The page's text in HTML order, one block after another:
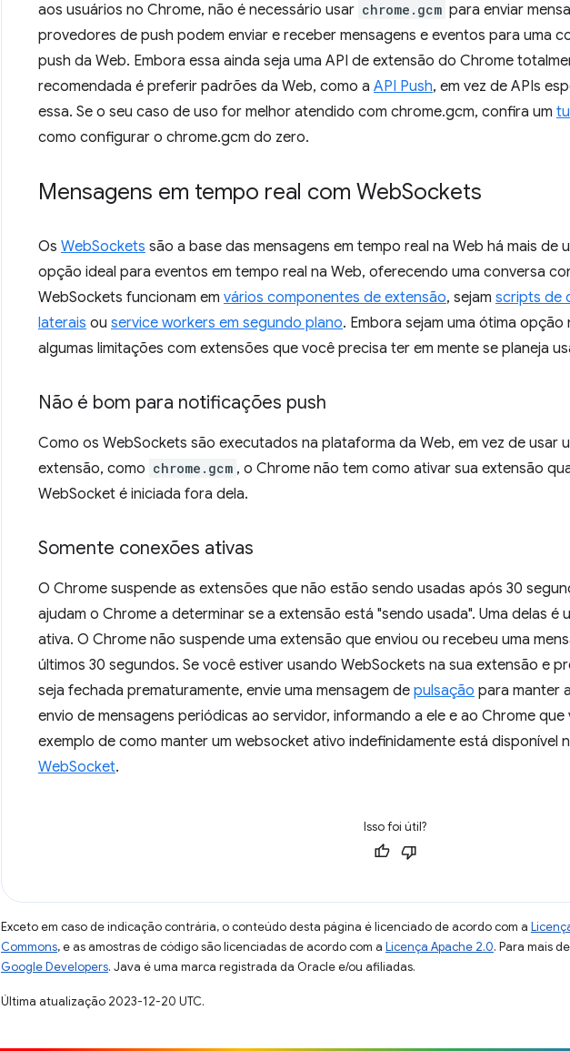
aos usuários no Chrome, não é necessário usar chrome.gcm para enviar
provedores de push podem enviar e receber mensagens e eventos para uma
push da Web. Embora essa ainda seja uma API de extensão do Chrome
recomendada é preferir padrões da Web, como a API Push, em vez de APIs
essa. Se o seu caso de uso for melhor atendido com chrome.gcm, confira um
como configurar o chrome.gcm do zero.
Mensagens em tempo real com WebSockets
Os WebSockets são a base das mensagens em tempo real na Web há mais de
opção ideal para eventos em tempo real na Web, oferecendo uma conversa
WebSockets funcionam em vários componentes de extensão, sejam scripts de
laterais ou service workers em segundo plano. Embora sejam uma ótima opção
algumas limitações com extensões que você precisa ter em mente se planeja
Não é bom para notificações push
Como os WebSockets são executados na plataforma da Web, em vez de usar
extensão, como chrome.gcm , o Chrome não tem como ativar sua extensão
WebSocket é iniciada fora dela.
Somente conexões ativas
O Chrome suspende as extensões que não estão sendo usadas após 30
ajudam o Chrome a determinar se a extensão está "sendo usada". Uma delas é
ativa. O Chrome não suspende uma extensão que enviou ou recebeu uma
últimos 30 segundos. Se você estiver usando WebSockets na sua extensão e
seja fechada prematuramente, envie uma mensagem de pulsação para manter
envio de mensagens periódicas ao servidor, informando a ele e ao Chrome que
exemplo de como manter um websocket ativo indefinidamente está disponível
WebSocket.
Isso foi útil?
Exceto em caso de indicação contrária, o conteúdo desta página é licenciado de acordo com a
Commons, e as amostras de código são licenciadas de acordo com a Licença Apache 2.0. Para mais
Google Developers. Java é uma marca registrada da Oracle e/ou afiliadas.
Última atualização 2023-12-20 UTC.